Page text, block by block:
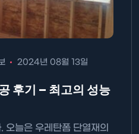
2024년 08월 13일
후기 – 최고의 성능
오늘은 우레탄폼 단열재의